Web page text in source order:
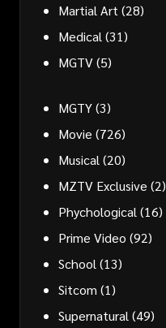
Martial Art (28)
Medical (31)
MGTV(5)
MGTY(3)
Movie (726)
Musical (20)
MZTV Exclusive (2)
Phychological (16)
Prime Video (92)
School (13)
Sitcom (1)
Supernatural (49)